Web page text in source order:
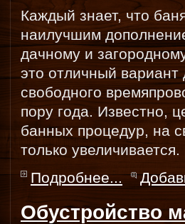
Каждый знает, что
наилучшим
дачному и
это отличный вариант
свободного
пору года. Известно,
банных процедур, на
только увеличивается.
Подробнее...
Обустройство